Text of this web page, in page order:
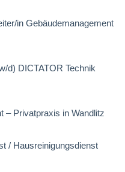
in Gebäudemanagement
d) DICTATOR Technik
– Privatpraxis in Wandlitz
/ Hausreinigungsdienst